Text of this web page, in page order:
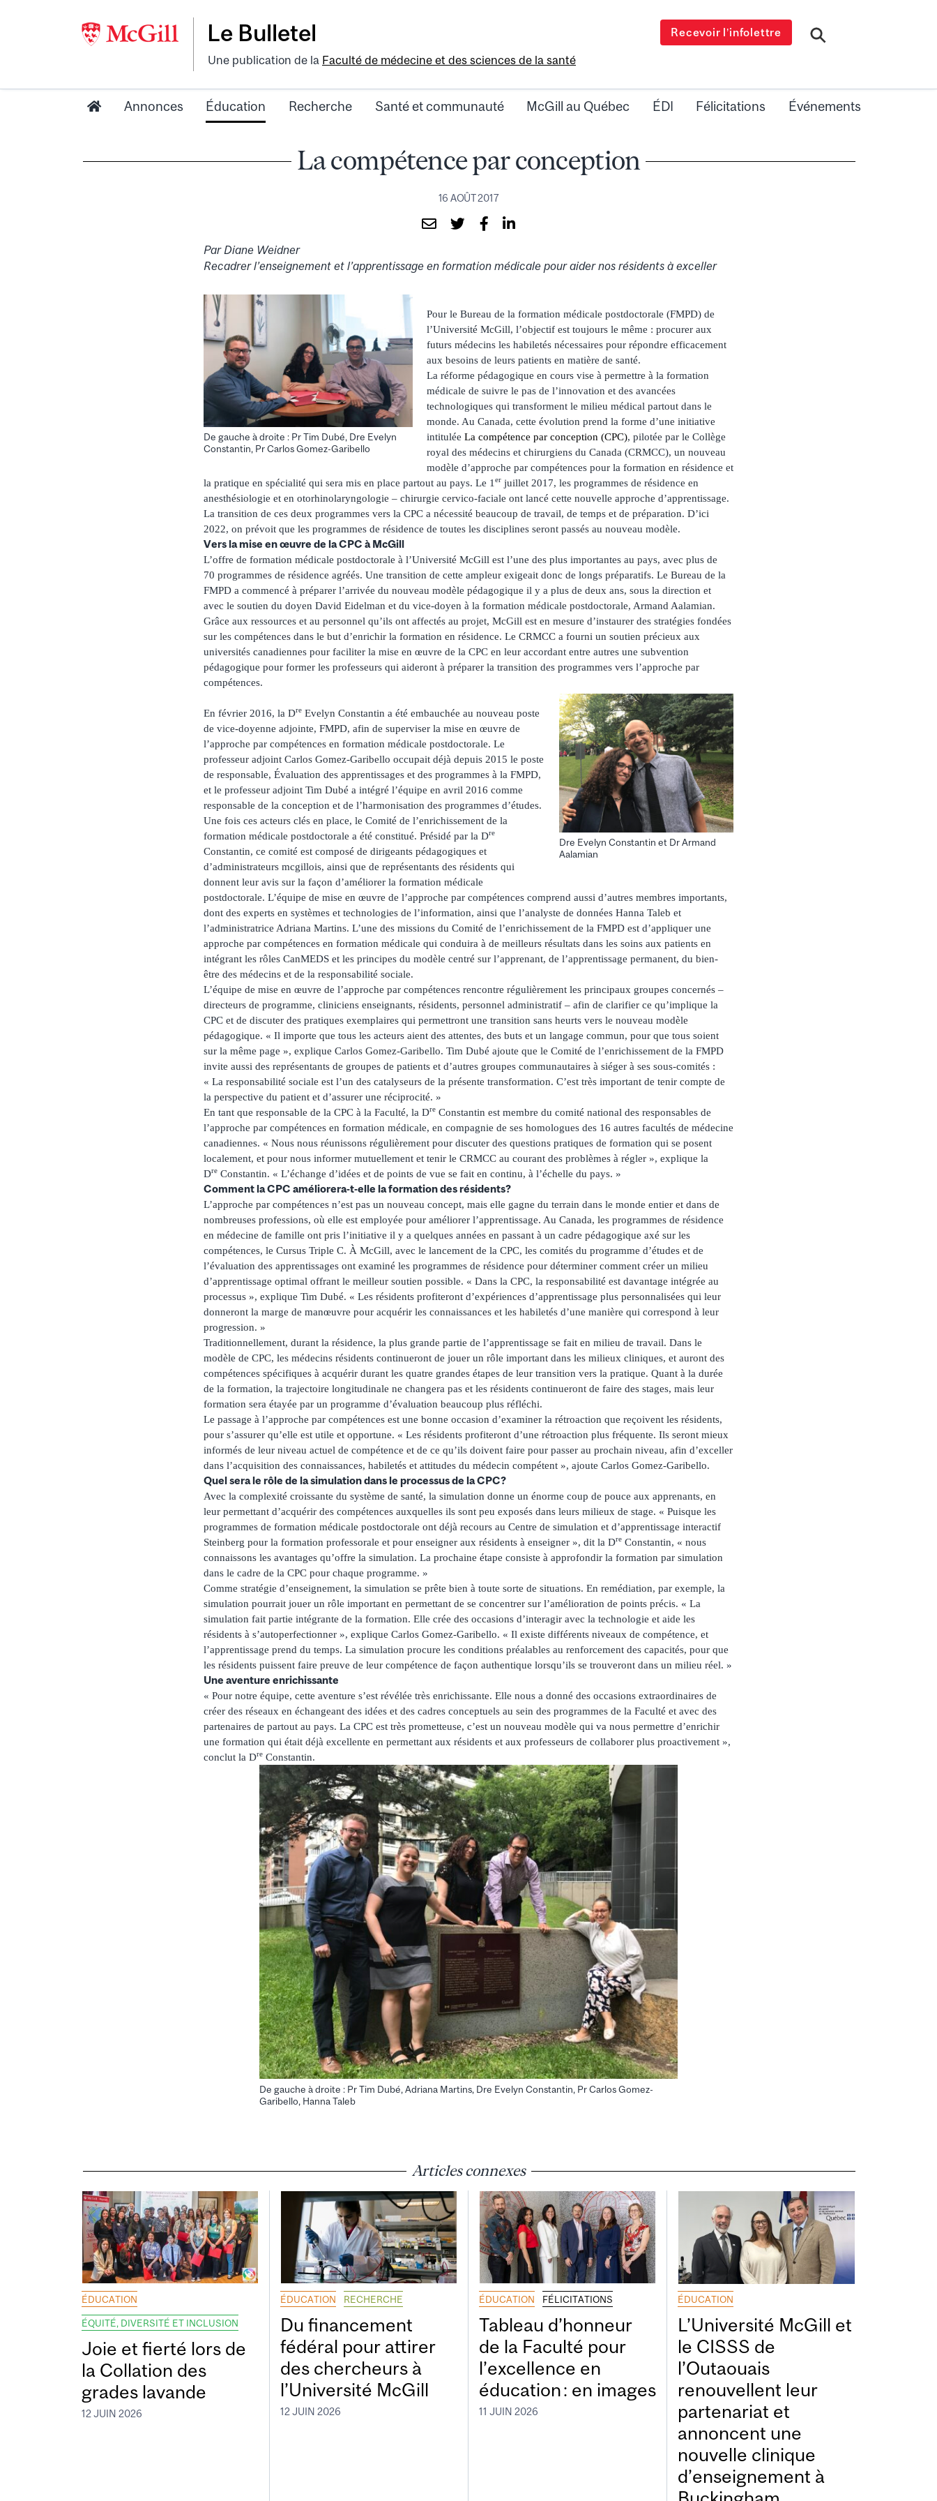
Le Bulletel
Une publication de la Faculté de médecine et des sciences de la santé
Recevoir l’infolettre
Annonces Éducation Recherche Santé et communauté McGill au Québec ÉDI Félicitations Événements
La compétence par conception
16 AOÛT 2017
Par Diane Weidner
Recadrer l’enseignement et l’apprentissage en formation médicale pour aider nos résidents à exceller
De gauche à droite : Pr Tim Dubé, Dre Evelyn
Constantin, Pr Carlos Gomez-Garibello
Pour le Bureau de la formation médicale postdoctorale (FMPD) de
l’Université McGill, l’objectif est toujours le même : procurer aux
futurs médecins les habiletés nécessaires pour répondre efficacement
aux besoins de leurs patients en matière de santé.
La réforme pédagogique en cours vise à permettre à la formation
médicale de suivre le pas de l’innovation et des avancées
technologiques qui transforment le milieu médical partout dans le
monde. Au Canada, cette évolution prend la forme d’une initiative
intitulée La compétence par conception (CPC), pilotée par le Collège
royal des médecins et chirurgiens du Canada (CRMCC), un nouveau
modèle d’approche par compétences pour la formation en résidence et
la pratique en spécialité qui sera mis en place partout au pays. Le 1 er juillet 2017, les programmes de résidence en
anesthésiologie et en otorhinolaryngologie – chirurgie cervico-faciale ont lancé cette nouvelle approche d’apprentissage.
La transition de ces deux programmes vers la CPC a nécessité beaucoup de travail, de temps et de préparation. D’ici
2022, on prévoit que les programmes de résidence de toutes les disciplines seront passés au nouveau modèle.
Vers la mise en œuvre de la CPC à McGill
L’offre de formation médicale postdoctorale à l’Université McGill est l’une des plus importantes au pays, avec plus de
70 programmes de résidence agréés. Une transition de cette ampleur exigeait donc de longs préparatifs. Le Bureau de la
FMPD a commencé à préparer l’arrivée du nouveau modèle pédagogique il y a plus de deux ans, sous la direction et
avec le soutien du doyen David Eidelman et du vice-doyen à la formation médicale postdoctorale, Armand Aalamian.
Grâce aux ressources et au personnel qu’ils ont affectés au projet, McGill est en mesure d’instaurer des stratégies fondées
sur les compétences dans le but d’enrichir la formation en résidence. Le CRMCC a fourni un soutien précieux aux
universités canadiennes pour faciliter la mise en œuvre de la CPC en leur accordant entre autres une subvention
pédagogique pour former les professeurs qui aideront à préparer la transition des programmes vers l’approche par
compétences.
Dre Evelyn Constantin et Dr Armand
Aalamian
En février 2016, la Dre Evelyn Constantin a été embauchée au nouveau poste
de vice-doyenne adjointe, FMPD, afin de superviser la mise en œuvre de
l’approche par compétences en formation médicale postdoctorale. Le
professeur adjoint Carlos Gomez-Garibello occupait déjà depuis 2015 le poste
de responsable, Évaluation des apprentissages et des programmes à la FMPD,
et le professeur adjoint Tim Dubé a intégré l’équipe en avril 2016 comme
responsable de la conception et de l’harmonisation des programmes d’études.
Une fois ces acteurs clés en place, le Comité de l’enrichissement de la
formation médicale postdoctorale a été constitué. Présidé par la Dre
Constantin, ce comité est composé de dirigeants pédagogiques et
d’administrateurs mcgillois, ainsi que de représentants des résidents qui
donnent leur avis sur la façon d’améliorer la formation médicale
postdoctorale. L’équipe de mise en œuvre de l’approche par compétences comprend aussi d’autres membres importants,
dont des experts en systèmes et technologies de l’information, ainsi que l’analyste de données Hanna Taleb et
l’administratrice Adriana Martins. L’une des missions du Comité de l’enrichissement de la FMPD est d’appliquer une
approche par compétences en formation médicale qui conduira à de meilleurs résultats dans les soins aux patients en
intégrant les rôles CanMEDS et les principes du modèle centré sur l’apprenant, de l’apprentissage permanent, du bien-
être des médecins et de la responsabilité sociale.
L’équipe de mise en œuvre de l’approche par compétences rencontre régulièrement les principaux groupes concernés –
directeurs de programme, cliniciens enseignants, résidents, personnel administratif – afin de clarifier ce qu’implique la
CPC et de discuter des pratiques exemplaires qui permettront une transition sans heurts vers le nouveau modèle
pédagogique. « Il importe que tous les acteurs aient des attentes, des buts et un langage commun, pour que tous soient
sur la même page », explique Carlos Gomez-Garibello. Tim Dubé ajoute que le Comité de l’enrichissement de la FMPD
invite aussi des représentants de groupes de patients et d’autres groupes communautaires à siéger à ses sous-comités :
« La responsabilité sociale est l’un des catalyseurs de la présente transformation. C’est très important de tenir compte de
la perspective du patient et d’assurer une réciprocité. »
En tant que responsable de la CPC à la Faculté, la Dre Constantin est membre du comité national des responsables de
l’approche par compétences en formation médicale, en compagnie de ses homologues des 16 autres facultés de médecine
canadiennes. « Nous nous réunissons régulièrement pour discuter des questions pratiques de formation qui se posent
localement, et pour nous informer mutuellement et tenir le CRMCC au courant des problèmes à régler », explique la
Dre Constantin. « L’échange d’idées et de points de vue se fait en continu, à l’échelle du pays. »
Comment la CPC améliorera-t-elle la formation des résidents?
L’approche par compétences n’est pas un nouveau concept, mais elle gagne du terrain dans le monde entier et dans de
nombreuses professions, où elle est employée pour améliorer l’apprentissage. Au Canada, les programmes de résidence
en médecine de famille ont pris l’initiative il y a quelques années en passant à un cadre pédagogique axé sur les
compétences, le Cursus Triple C. À McGill, avec le lancement de la CPC, les comités du programme d’études et de
l’évaluation des apprentissages ont examiné les programmes de résidence pour déterminer comment créer un milieu
d’apprentissage optimal offrant le meilleur soutien possible. « Dans la CPC, la responsabilité est davantage intégrée au
processus », explique Tim Dubé. « Les résidents profiteront d’expériences d’apprentissage plus personnalisées qui leur
donneront la marge de manœuvre pour acquérir les connaissances et les habiletés d’une manière qui correspond à leur
progression. »
Traditionnellement, durant la résidence, la plus grande partie de l’apprentissage se fait en milieu de travail. Dans le
modèle de CPC, les médecins résidents continueront de jouer un rôle important dans les milieux cliniques, et auront des
compétences spécifiques à acquérir durant les quatre grandes étapes de leur transition vers la pratique. Quant à la durée
de la formation, la trajectoire longitudinale ne changera pas et les résidents continueront de faire des stages, mais leur
formation sera étayée par un programme d’évaluation beaucoup plus réfléchi.
Le passage à l’approche par compétences est une bonne occasion d’examiner la rétroaction que reçoivent les résidents,
pour s’assurer qu’elle est utile et opportune. « Les résidents profiteront d’une rétroaction plus fréquente. Ils seront mieux
informés de leur niveau actuel de compétence et de ce qu’ils doivent faire pour passer au prochain niveau, afin d’exceller
dans l’acquisition des connaissances, habiletés et attitudes du médecin compétent », ajoute Carlos Gomez-Garibello.
Quel sera le rôle de la simulation dans le processus de la CPC?
Avec la complexité croissante du système de santé, la simulation donne un énorme coup de pouce aux apprenants, en
leur permettant d’acquérir des compétences auxquelles ils sont peu exposés dans leurs milieux de stage. « Puisque les
programmes de formation médicale postdoctorale ont déjà recours au Centre de simulation et d’apprentissage interactif
Steinberg pour la formation professorale et pour enseigner aux résidents à enseigner », dit la Dre Constantin, « nous
connaissons les avantages qu’offre la simulation. La prochaine étape consiste à approfondir la formation par simulation
dans le cadre de la CPC pour chaque programme. »
Comme stratégie d’enseignement, la simulation se prête bien à toute sorte de situations. En remédiation, par exemple, la
simulation pourrait jouer un rôle important en permettant de se concentrer sur l’amélioration de points précis. « La
simulation fait partie intégrante de la formation. Elle crée des occasions d’interagir avec la technologie et aide les
résidents à s’autoperfectionner », explique Carlos Gomez-Garibello. « Il existe différents niveaux de compétence, et
l’apprentissage prend du temps. La simulation procure les conditions préalables au renforcement des capacités, pour que
les résidents puissent faire preuve de leur compétence de façon authentique lorsqu’ils se trouveront dans un milieu réel. »
Une aventure enrichissante
« Pour notre équipe, cette aventure s’est révélée très enrichissante. Elle nous a donné des occasions extraordinaires de
créer des réseaux en échangeant des idées et des cadres conceptuels au sein des programmes de la Faculté et avec des
partenaires de partout au pays. La CPC est très prometteuse, c’est un nouveau modèle qui va nous permettre d’enrichir
une formation qui était déjà excellente en permettant aux résidents et aux professeurs de collaborer plus proactivement »,
conclut la Dre Constantin.
De gauche à droite : Pr Tim Dubé, Adriana Martins, Dre Evelyn Constantin, Pr Carlos Gomez-
Garibello, Hanna Taleb
Articles connexes
ÉDUCATION
ÉQUITÉ, DIVERSITÉ ET INCLUSION
Joie et fierté lors de
la Collation des
grades lavande
12 JUIN 2026
ÉDUCATION RECHERCHE
Du financement
fédéral pour attirer
des chercheurs à
l’Université McGill
12 JUIN 2026
ÉDUCATION FÉLICITATIONS
Tableau d’honneur
de la Faculté pour
l’excellence en
éducation : en images
11 JUIN 2026
ÉDUCATION
L’Université McGill et
le CISSS de
l’Outaouais
renouvellent leur
partenariat et
annoncent une
nouvelle clinique
d’enseignement à